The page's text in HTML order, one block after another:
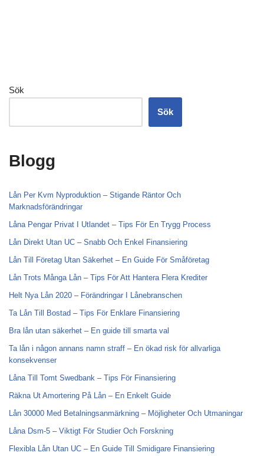
Sök
Sök
Blogg
Lån Per Kvm Nyproduktion – Stigande Räntor Och
Marknadsförändringar
Låna Pengar Privat I Utlandet – Tips För En Trygg Process
Lån Direkt Utan UC – Snabb Och Enkel Finansiering
Lån Till Företag Utan Säkerhet – En Guide För Småföretag
Lån Trots Många Lån – Tips För Att Hantera Flera Krediter
Helt Nya Lån 2020 – Förändringar I Lånebranschen
Ta Lån Till Bostad – Tips För Enklare Finansiering
Bra lån utan säkerhet – En guide till smarta val
Ta lån i någon annans namn straff – En ökad risk för allvarliga
konsekvenser
Låna Till Tomt Swedbank – Tips För Finansiering
Räkna Ut Amortering På Lån – En Enkelt Guide
Lån 30000 Med Betalningsanmärkning – Möjligheter Och Utmaningar
Låna Dsm-5 – Viktigt För Studier Och Forskning
Flexibla Lån Utan UC – En Guide Till Smidigare Finansiering